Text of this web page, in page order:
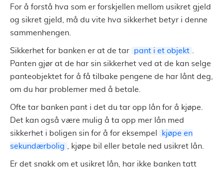
For å forstå hva som er forskjellen mellom usikret gjeld
og sikret gjeld, må du vite hva sikkerhet betyr i denne
sammenhengen.
Sikkerhet for banken er at de tar pant i et objekt
Panten gjør at de har sin sikkerhet ved at de kan selge
panteobjektet for å få tilbake pengene de har lånt deg,
om du har problemer med å betale.
Ofte tar banken pant i det du tar opp lån for å kjøpe.
Det kan også være mulig å ta opp mer lån med
sikkerhet i boligen sin for å for eksempel
kjøpe en
sekundærbolig
, kjøpe bil eller betale ned usikret lån.
Er det snakk om et usikret lån, har ikke banken tatt
Sørg for at ditt boliglån og billån har
konkurransedyktige renter